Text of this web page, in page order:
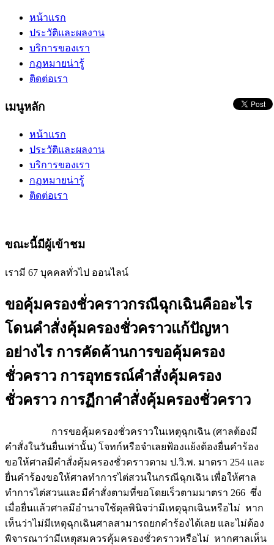
หน้าแรก
ประวัติและผลงาน
บริการของเรา
กฏหมายน่ารู้
ติดต่อเรา
เมนูหลัก
หน้าแรก
ประวัติและผลงาน
บริการของเรา
กฏหมายน่ารู้
ติดต่อเรา
ขณะนี้มีผู้เข้าชม
เรามี 67 บุคคลทั่วไป ออนไลน์
ขอคุ้มครองชั่วคราวกรณีฉุกเฉินคืออะไร
โดนคำสั่งคุ้มครองชั่วคราวแก้ปัญหา
อย่างไร การคัดค้านการขอคุ้มครอง
ชั่วคราว การอุทธรณ์คำสั่งคุ้มครอง
ชั่วคราว การฏีกาคำสั่งคุ้มครองชั่วคราว
การขอคุ้มครองชั่วคราวในเหตุฉุกเฉิน (ศาลต้องมี
คำสั่งในวันยื่นเท่านั้น) โจทก์หรือจำเลยฟ้องแย้งต้องยื่นคำร้อง
ขอให้ศาลมีคำสั่งคุ้มครองชั่วคราวตาม ป.วิ.พ. มาตรา 254 และ
ยื่นคำร้องขอให้ศาลทำการไต่สวนในกรณีฉุกเฉิน เพื่อให้ศาล
ทำการไต่สวนและมีคำสั่งตามที่ขอโดยเร็วตามมาตรา 266 ซึ่ง
เมื่อยื่นแล้วศาลมีอำนาจใช้ดุลพินิจว่ามีเหตุฉุกเฉินหรือไม่ หาก
เห็นว่าไม่มีเหตุฉุกเฉินศาลสามารถยกคำร้องได้เลย และไม่ต้อง
พิจารณาว่ามีเหตุสมควรคุ้มครองชั่วคราวหรือไม่ หากศาลเห็น